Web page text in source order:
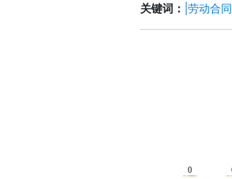
关键词： |劳动合同|